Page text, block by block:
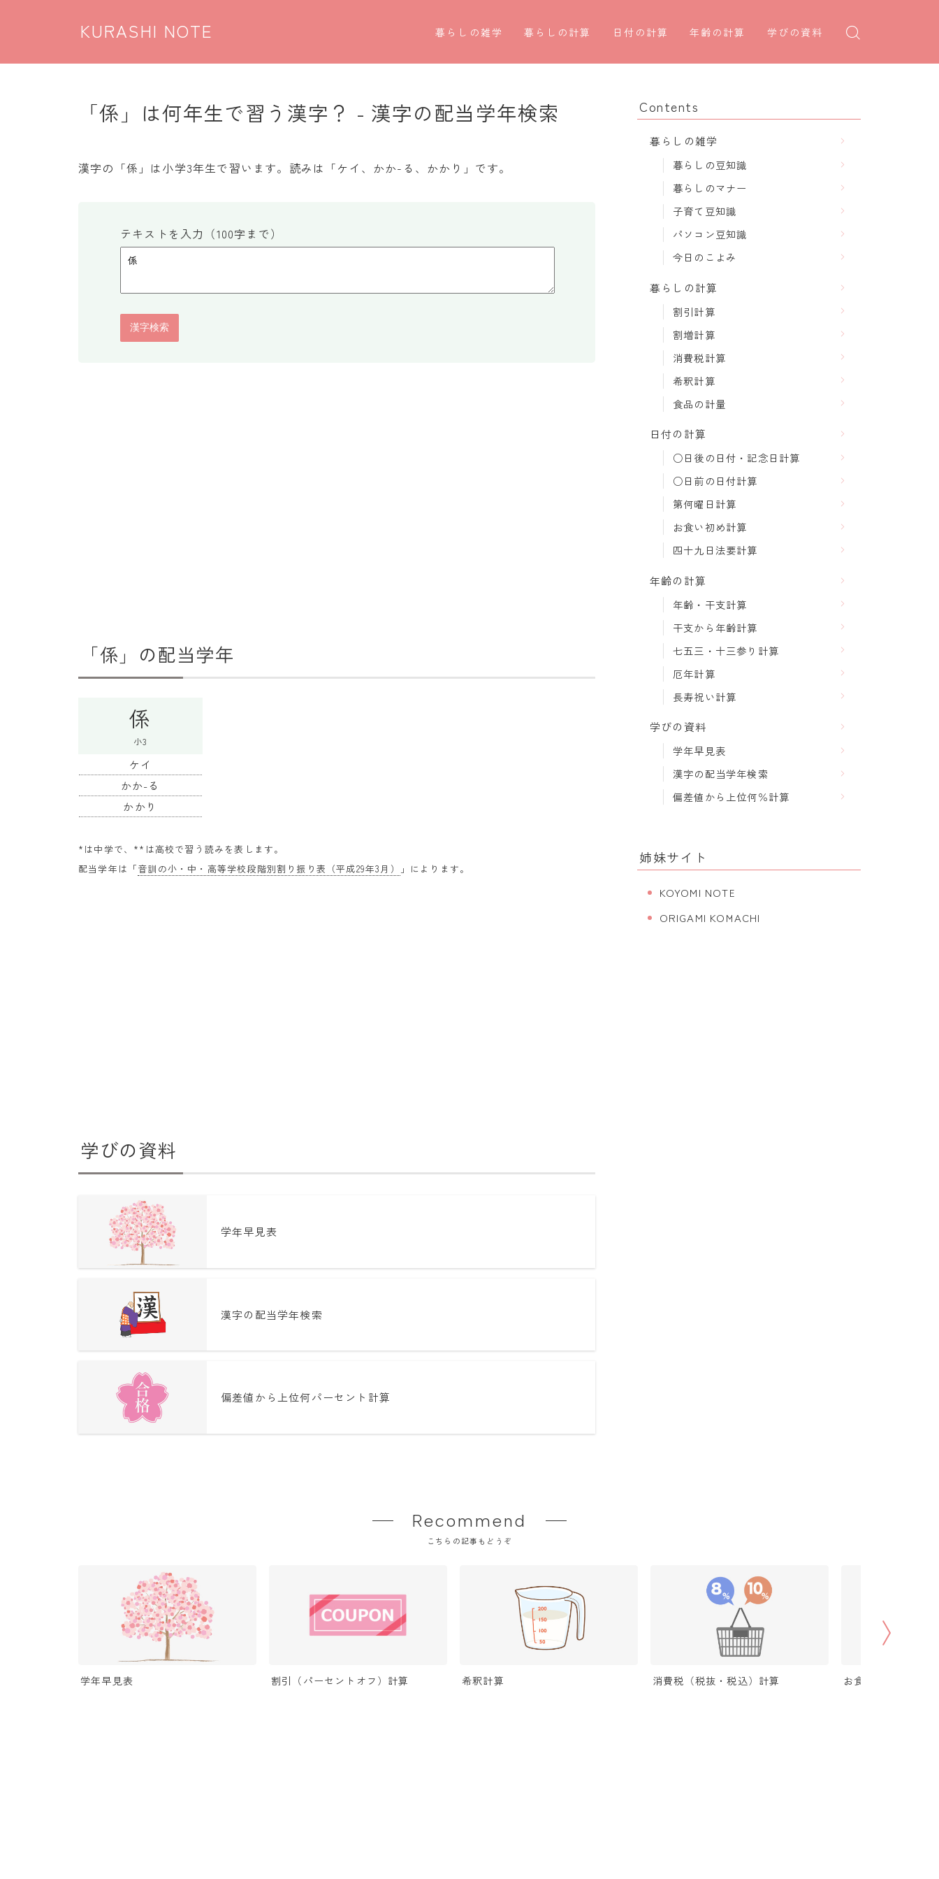
KURASHI NOTE 暮らしの雑学
暮らしの豆知識
子育て豆知識
暮らしの計算
割引計算
消費税計算
日付の計算
○日後の日付・記念日計算
四十九日法要計算
年齢の計算
年齢・干支計算
長寿祝い計算
学びの資料
学年早見表
「係」は何年生で習う漢字？ - 漢字の配当学年検索
漢字の「係」は小学3年生で習います。読みは「ケイ、かか-る、かかり」です。
テキストを入力（100字まで）
「係」の配当学年
係
小3
ケイ
かか-る
かかり
*は中学で、**は高校で習う読みを表します。
配当学年は「音訓の小・中・高等学校段階別割り振り表（平成29年3月） 」によります。
学びの資料
学年早見表
漢字の配当学年検索
偏差値から上位何パーセント計算
Contents
暮らしの雑学
暮らしの豆知識
暮らしのマナー
子育て豆知識
パソコン豆知識
今日のこよみ
暮らしの計算
割引計算
割増計算
消費税計算
希釈計算
食品の計量
日付の計算
○日後の日付・記念日計算
○日前の日付計算
第何曜日計算
お食い初め計算
四十九日法要計算
年齢の計算
年齢・干支計算
干支から年齢計算
七五三・十三参り計算
厄年計算
長寿祝い計算
学びの資料
学年早見表
漢字の配当学年検索
偏差値から上位何％計算
姉妹サイト
KOYOMI NOTE
ORIGAMI KOMACHI
Recommend
こちらの記事もどうぞ
学年早見表 割引（パーセントオフ）計算 希釈計算 消費税（税抜・税込）計算 お食い初め（100